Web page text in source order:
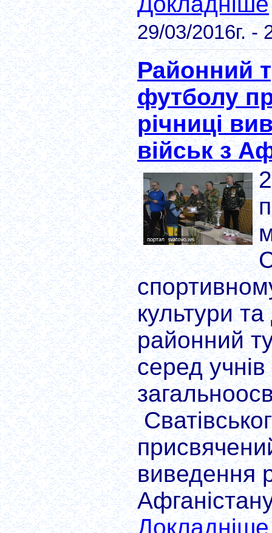
29/03/2016г. -
Районний
футболу
річниці
військ з
культури та
районний
серед
виведення
Докладніше